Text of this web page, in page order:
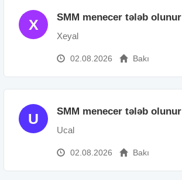
X SMM menecer tələb olunur
Xeyal
02.08.2026 Bakı
U SMM menecer tələb olunur
Ucal
02.08.2026 Bakı